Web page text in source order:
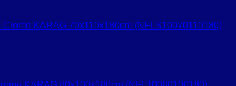
Cromo KARAG 70x110x180cm (NFLS10070110180)